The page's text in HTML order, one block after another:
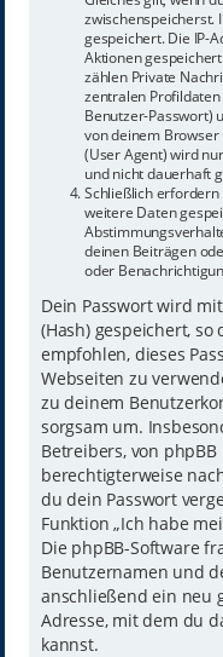
zwischenspeicherst.
gespeichert. Die IP-
Aktionen
zählen Private
zentralen
Benutzer-Passwort)
von deinem
(User Agent) wird
und nicht dauerhaft
Schließlich erfordern
weitere Daten
deinen Beiträgen
oder
Dein Passwort wird
(Hash) gespeichert,
empfohlen, dieses
Webseiten zu
zu deinem
sorgsam um.
Betreibers, von
berechtigterweise
du dein Passwort
Funktion „Ich habe
Die phpBB-Software
Benutzernamen und
anschließend ein neu
Adresse, mit dem du
kannst.